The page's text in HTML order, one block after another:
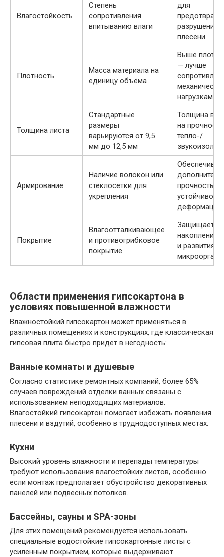
Влагостойкость
Степень
сопротивления
впитыванию влаги
для
разрушения и
плесени
Плотность
Масса материала на
единицу объёма
Выше
— лучше
нагрузкам и
Толщина листа
Стандартные
размеры
варьируются от 9,5
мм до 12,5 мм
Толщина
на
тепло-/
Армирование
Наличие волокон или
стеклосетки для
укрепления
прочность и
Покрытие
Влагоотталкивающее
и противогрибковое
покрытие
Защищает от
накопления
и развития
Области применения гипсокартона в
условиях повышенной влажности
Влажностойкий гипсокартон может применяться в
различных помещениях и конструкциях, где классическая
гипсовая плита быстро придет в негодность:
Ванные комнаты и душевые
Согласно статистике ремонтных компаний, более 65%
случаев повреждений отделки ванных связаны с
использованием неподходящих материалов.
Влагостойкий гипсокартон помогает избежать появления
плесени и вздутий, особенно в труднодоступных местах.
Кухни
Высокий уровень влажности и перепады температуры
требуют использования влагостойких листов, особенно
если монтаж предполагает обустройство декоративных
панелей или подвесных потолков.
Бассейны, сауны и SPA-зоны
Для этих помещений рекомендуется использовать
специальные водостойкие гипсокартонные листы с
усиленным покрытием, которые выдерживают